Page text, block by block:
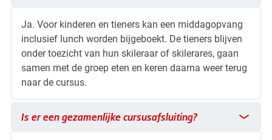
Ja. Voor kinderen en tieners kan een middagopvang
inclusief lunch worden bijgeboekt. De tieners blijven
onder toezicht van hun skileraar of skilerares, gaan
samen met de groep eten en keren daarna weer terug
naar de cursus.
Is er een gezamenlijke cursusafsluiting?